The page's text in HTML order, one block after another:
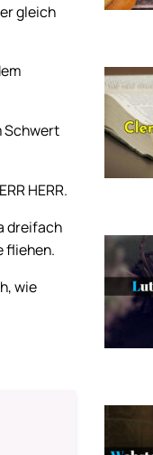
gleich
Schwert
HERR.
dreifach
fliehen.
wie